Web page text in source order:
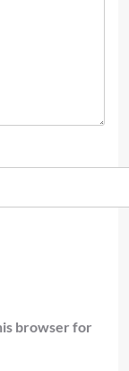
browser for